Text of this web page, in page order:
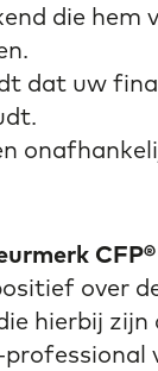
die
dat uw
CFP®
over
hierbij